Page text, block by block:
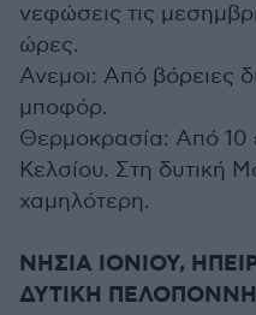
νεφώσεις τις
ώρες.
Ανεμοι: Από βόρειες
μποφόρ.
Θερμοκρασία: Από 10
Κελσίου. Στη δυτική
χαμηλότερη.
ΝΗΣΙΑ ΙΟΝΙΟΥ,
ΔΥΤΙΚΗ